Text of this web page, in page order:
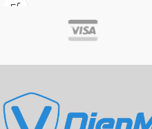
Độ phân giải 4K cho hình ảnh nét
gấp 4 lần Full HD.
Công nghệ HDR10+ tối ưu hóa độ
Công nghệ PurColor cho trải nghiệm
Hệ điều hành Tizen OS 6.0 dễ sử
dụng cùng nhiều ứng dụng giải trí
bổ ích.